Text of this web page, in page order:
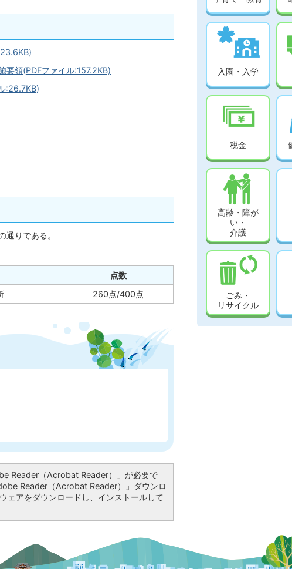
要領(PDFファイル:157.2KB)
:26.7KB)
りである。
点数
260点/400点
Reader（Acrobat Reader）」が必要で
Reader（Acrobat Reader）」ダウンロ
ェアをダウンロードし、インストールして
入園・入学
税金
高齢・障が
い・
介護
ごみ・
リサイクル